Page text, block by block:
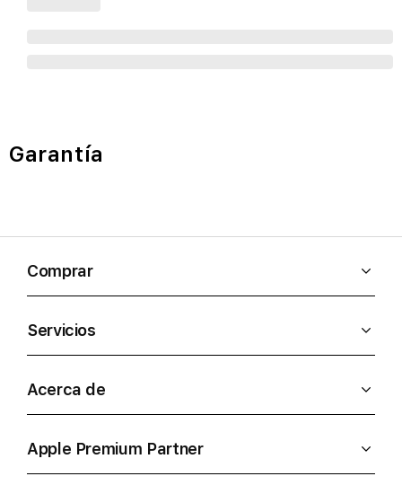
Garantía
Comprar
Servicios
Acerca de
Apple Premium Partner